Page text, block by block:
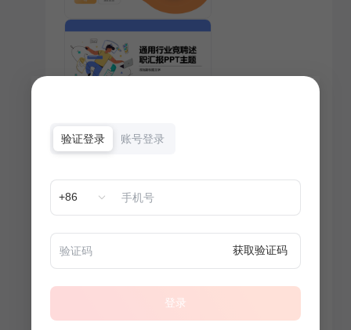
验证登录 账号登录
+86
获取验证码
登录